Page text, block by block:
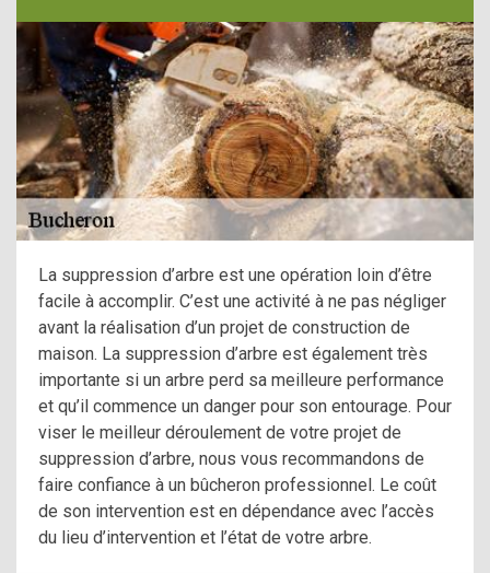
La suppression d’arbre est une opération loin d’être
facile à accomplir. C’est une activité à ne pas négliger
avant la réalisation d’un projet de construction de
maison. La suppression d’arbre est également très
importante si un arbre perd sa meilleure performance
et qu’il commence un danger pour son entourage. Pour
viser le meilleur déroulement de votre projet de
suppression d’arbre, nous vous recommandons de
faire confiance à un bûcheron professionnel. Le coût
de son intervention est en dépendance avec l’accès
du lieu d’intervention et l’état de votre arbre.